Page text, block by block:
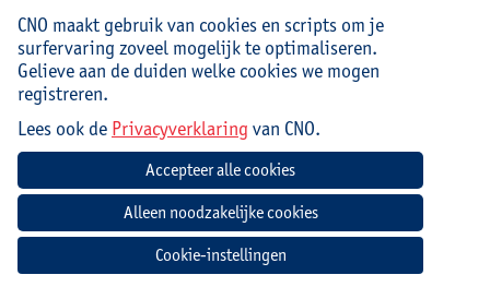
Contacteer CNO
Veelgestelde vragen
Hoe aanmelden en inschrijven via CNOweb?
Hoe een evaluatieformulier invullen?
Hoe een aanwezigheidsattest downloaden?
Hoe je profiel aanpassen?
CNO maakt gebruik van cookies en scripts om je
surfervaring zoveel mogelijk te optimaliseren.
Gelieve aan de duiden welke cookies we mogen
registreren.
Lees ook de Privacyverklaring van CNO.
Cookie-instellingen